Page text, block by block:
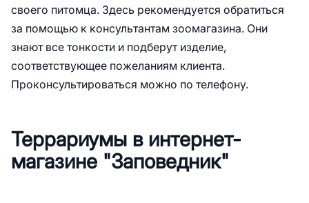
своего питомца. Здесь рекомендуется обратиться
за помощью к консультантам зоомагазина. Они
знают все тонкости и подберут изделие,
соответствующее пожеланиям клиента.
Проконсультироваться можно по телефону.
Террариумы в интернет-
магазине "Заповедник"